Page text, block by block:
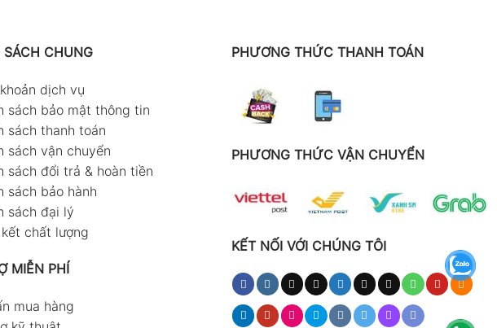
SÁCH CHUNG
dịch vụ
sách bảo mật thông tin
sách thanh toán
sách vận chuyển
sách đổi trả & hoàn tiền
sách bảo hành
sách đại lý
chất lượng
MIỄN PHÍ
mua hàng
PHƯƠNG THỨC THANH TOÁN
PHƯƠNG THỨC VẬN CHUYỂN
KẾT NỐI VỚI CHÚNG TÔI